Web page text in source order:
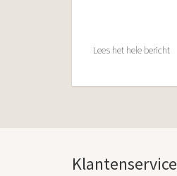
Lees het hele bericht
Klantenservice